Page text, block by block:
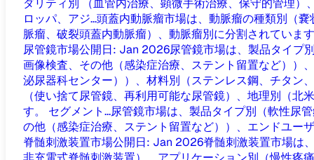
ロッパ、アジ...頭蓋内動脈瘤市場は、動脈瘤の種類別（
脈瘤、破裂頭蓋内動脈瘤）、動脈瘤別に分割されていま
尿管鏡市場公開日: Jan 2026尿管鏡市場は、製品タイプ
画像検査、その他（感染症治療、ステント留置など））
泌尿器科センター））、材料別（ステンレス鋼、チタン
（使い捨て尿管鏡、再利用可能な尿管鏡）、地理別（
す。 セグメント...尿管鏡市場は、製品タイプ別（軟性尿
の他（感染症治療、ステント留置など））、エンドユー
脊髄刺激装置市場公開日: Jan 2026脊髄刺激装置市場は